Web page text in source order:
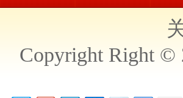
Copyright Right ©